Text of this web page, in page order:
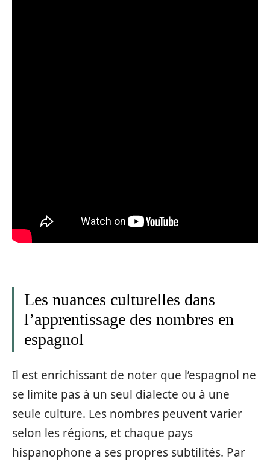
Les nuances culturelles dans
l’apprentissage des nombres en
espagnol
Il est enrichissant de noter que l’espagnol ne
se limite pas à un seul dialecte ou à une
seule culture. Les nombres peuvent varier
selon les régions, et chaque pays
hispanophone a ses propres subtilités. Par